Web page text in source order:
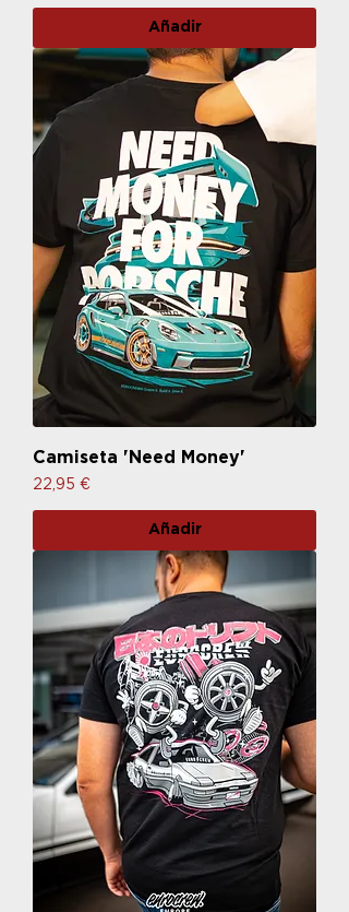
Añadir
Camiseta 'Need Money'
Precio
22,95 €
Añadir